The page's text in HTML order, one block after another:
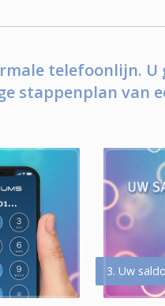
telefoonlijn.
stappenplan van
3. Uw